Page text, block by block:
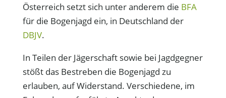
Österreich setzt sich unter anderem die BFA
für die Bogenjagd ein, in Deutschland der
DBJV.
In Teilen der Jägerschaft sowie bei Jagdgegner
stößt das Bestreben die Bogenjagd zu
erlauben, auf Widerstand. Verschiedene, im